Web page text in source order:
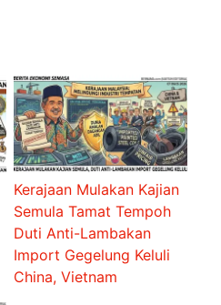
Kerajaan Mulakan Kajian
Semula Tamat Tempoh
Duti Anti-Lambakan
Import Gegelung Keluli
China, Vietnam